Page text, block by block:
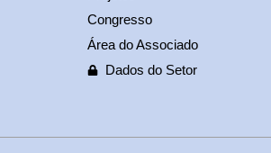
Congresso
Área do Associado
Dados do Setor